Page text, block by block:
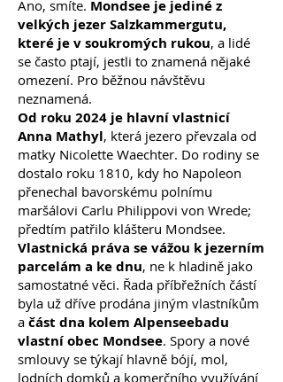
Ano, smíte. Mondsee je jediné z
velkých jezer Salzkammergutu,
které je v soukromých rukou, a lidé
se často ptají, jestli to znamená nějaké
omezení. Pro běžnou návštěvu
neznamená.
Od roku 2024 je hlavní vlastnicí
Anna Mathyl, která jezero převzala od
matky Nicolette Waechter. Do rodiny se
dostalo roku 1810, kdy ho Napoleon
přenechal bavorskému polnímu
maršálovi Carlu Philippovi von Wrede;
předtím patřilo klášteru Mondsee.
Vlastnická práva se vážou k jezerním
parcelám a ke dnu, ne k hladině jako
samostatné věci. Řada příbřežních částí
byla už dříve prodána jiným vlastníkům
a část dna kolem Alpenseebadu
vlastní obec Mondsee. Spory a nové
smlouvy se týkají hlavně bójí, mol,
lodních domků a komerčního využívání